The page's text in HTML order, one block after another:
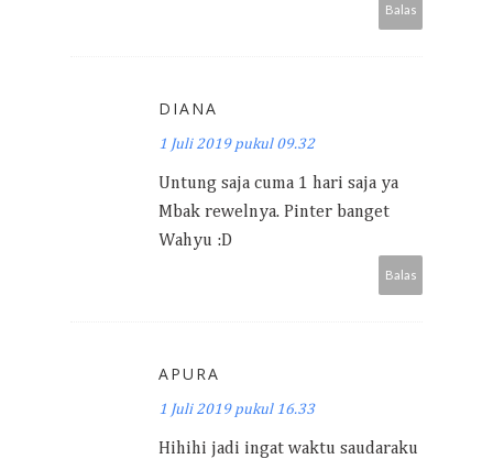
Balas
DIANA
1 Juli 2019 pukul 09.32
Untung saja cuma 1 hari saja ya
Mbak rewelnya. Pinter banget
Wahyu :D
Balas
APURA
1 Juli 2019 pukul 16.33
Hihihi jadi ingat waktu saudaraku